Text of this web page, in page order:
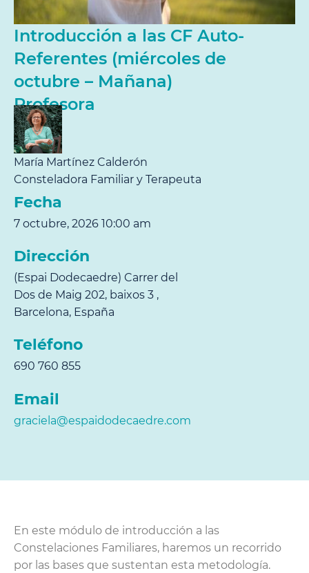
Introducción a las CF Auto-
Referentes (miércoles de
octubre – Mañana)
Profesora
María Martínez Calderón
Consteladora Familiar y Terapeuta
Fecha
7 octubre, 2026 10:00 am
Dirección
(Espai Dodecaedre) Carrer del
Dos de Maig 202, baixos 3 ,
Barcelona, España
Teléfono
690 760 855
Email
graciela@espaidodecaedre.com
En este módulo de introducción a las
Constelaciones Familiares, haremos un recorrido
por las bases que sustentan esta metodología.